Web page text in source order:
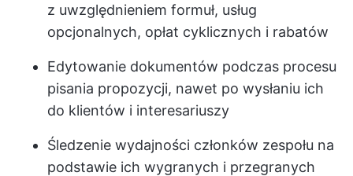
z uwzględnieniem formuł, usług
opcjonalnych, opłat cyklicznych i rabatów
Edytowanie dokumentów podczas procesu
pisania propozycji, nawet po wysłaniu ich
do klientów i interesariuszy
Śledzenie wydajności członków zespołu na
podstawie ich wygranych i przegranych